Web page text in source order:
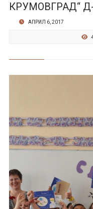
КРУМОВГРАД“
АПРИЛ 6, 2017